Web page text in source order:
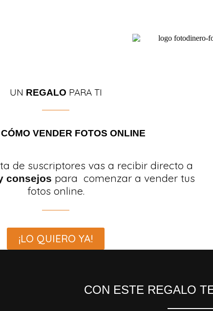
UN REGALO PARA TI
VENDER FOTOS ONLINE
de suscriptores vas a recibir directo a
consejos para comenzar a vender tus
fotos online.
¡LO QUIERO YA!
CON ESTE REGALO